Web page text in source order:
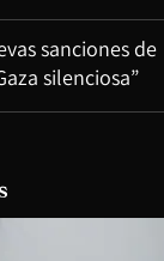
sanciones de
silenciosa”